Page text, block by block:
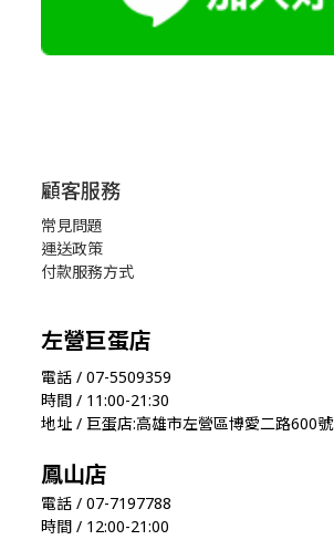
顧客服務
常見問題
運送政策
付款服務方式
左營巨蛋店
電話 / 07-5509359
時間 / 11:00-21:30
地址 / 巨蛋店:高雄市左營區博愛二路600號
鳳山店
電話 / 07-7197788
時間 / 12:00-21:00